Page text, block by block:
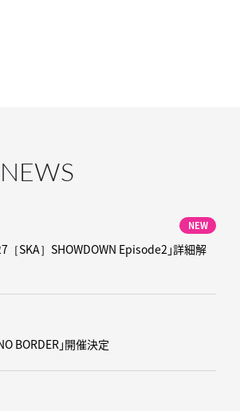
NEW
［SKA］SHOWDOWN Episode2」詳細解
BORDER」開催決定